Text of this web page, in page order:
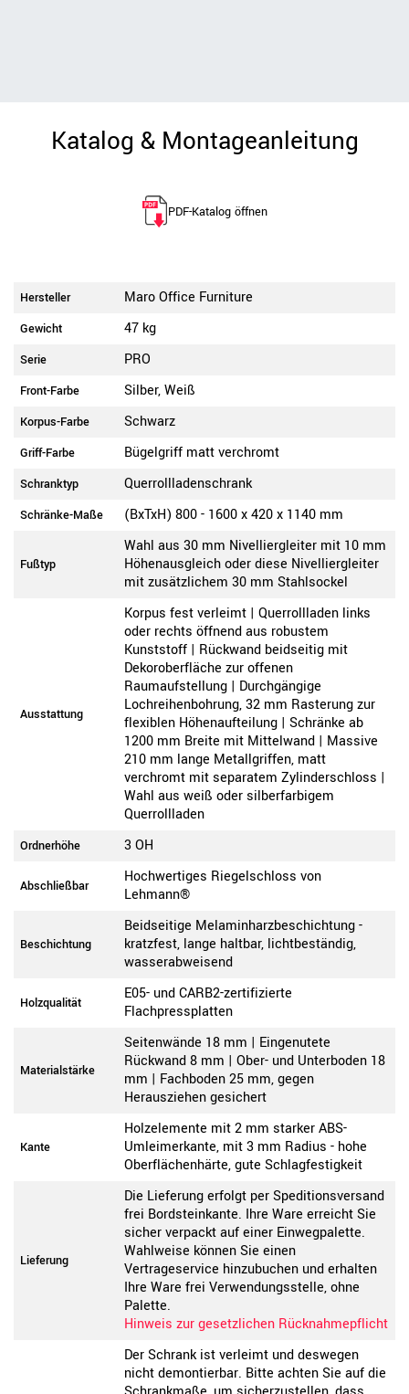
Katalog & Montageanleitung
PDF-Katalog öffnen
Hersteller Maro Office Furniture
Gewicht 47 kg
Serie PRO
Front-Farbe Silber, Weiß
Korpus-Farbe Schwarz
Griff-Farbe Bügelgriff matt verchromt
Schranktyp Querrollladenschrank
Schränke-Maße (BxTxH) 800 - 1600 x 420 x 1140 mm
Fußtyp
Wahl aus 30 mm Nivelliergleiter mit 10 mm
Höhenausgleich oder diese Nivelliergleiter
mit zusätzlichem 30 mm Stahlsockel
Ausstattung
Korpus fest verleimt | Querrollladen links
oder rechts öffnend aus robustem
Kunststoff | Rückwand beidseitig mit
Dekoroberfläche zur offenen
Raumaufstellung | Durchgängige
Lochreihenbohrung, 32 mm Rasterung zur
flexiblen Höhenaufteilung | Schränke ab
1200 mm Breite mit Mittelwand | Massive
210 mm lange Metallgriffen, matt
verchromt mit separatem Zylinderschloss |
Wahl aus weiß oder silberfarbigem
Querrollladen
Ordnerhöhe 3 OH
Abschließbar
Hochwertiges Riegelschloss von
Lehmann®
Beschichtung
Beidseitige Melaminharzbeschichtung -
kratzfest, lange haltbar, lichtbeständig,
wasserabweisend
Holzqualität
E05- und CARB2-zertifizierte
Flachpressplatten
Materialstärke
Seitenwände 18 mm | Eingenutete
Rückwand 8 mm | Ober- und Unterboden 18
mm | Fachboden 25 mm, gegen
Herausziehen gesichert
Kante
Holzelemente mit 2 mm starker ABS-
Umleimerkante, mit 3 mm Radius - hohe
Oberflächenhärte, gute Schlagfestigkeit
Lieferung
Die Lieferung erfolgt per Speditionsversand
frei Bordsteinkante. Ihre Ware erreicht Sie
sicher verpackt auf einer Einwegpalette.
Wahlweise können Sie einen
Vertrageservice hinzubuchen und erhalten
Ihre Ware frei Verwendungsstelle, ohne
Palette.
Hinweis zur gesetzlichen Rücknahmepflicht
Der Schrank ist verleimt und deswegen
nicht demontierbar. Bitte achten Sie auf die